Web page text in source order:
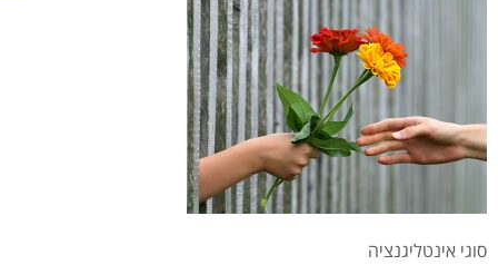
סוגי אינטליגנציה